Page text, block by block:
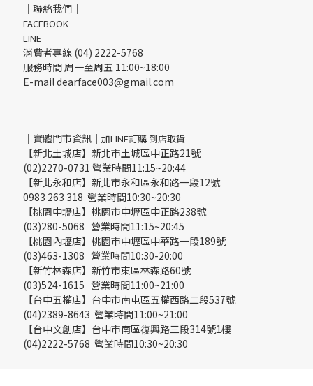
｜聯絡我們｜
FACEBOOK
LINE
消費者專線 (04) 2222-5768
服務時間 周一至周五 11:00~18:00
E-mail dearface003@gmail.com
｜實體門市資訊｜ 加LINE訂購 到店取貨
【新北土城店】新北市土城區中正路21號
(02)2270-0731 營業時間11:15~20:44
【新北永和店】新北市永和區永和路一段12號
0983 263 318 營業時間10:30~20:30
【桃園中壢店】桃園市中壢區中正路238號
(03)280-5068 營業時間11:15~20:45
【桃園內壢店】桃園市中壢區中華路一段189號
(03)463-1308 營業時間10:30-20:00
【新竹林森店】新竹市東區林森路60號
(03)524-1615 營業時間11:00~21:00
【台中五權店】台中市南屯區五權西路二段537號
(04)2389-8643 營業時間11:00~21:00
【台中文創店】台中市南區復興路三段314號1樓
(04)2222-5768 營業時間10:30~20:30